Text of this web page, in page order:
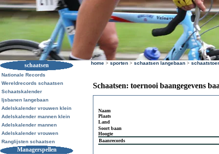
schaatsen
Nationale Records
Wereldrecords schaatsen
Schaatskalender
Ijsbanen langebaan
Adelskalender vrouwen klein
Adelskalender mannen klein
Adelskalender mannen
Adelskalender vrouwen
Ranglijsten schaatsen
Managerspellen
home > sporten > schaatsen langebaan >
Schaatsen: toernooi baangegevens
Naam
Plaats
Land
Soort baan
Hoogte
Baanrecords